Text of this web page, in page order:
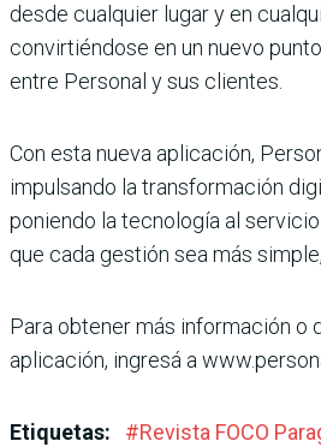
desde cualquier lugar y en
convirtiéndose en un nuevo
entre Personal y sus clientes.
Con esta nueva aplicación,
impulsando la transformación
poniendo la tecnología al
que cada gestión sea más
Para obtener más información o
aplicación, ingresá a
Etiquetas: #Revista FOCO